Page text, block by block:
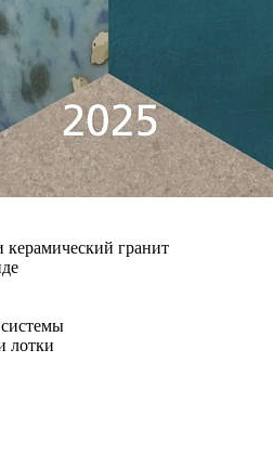
керамический гранит
лотки